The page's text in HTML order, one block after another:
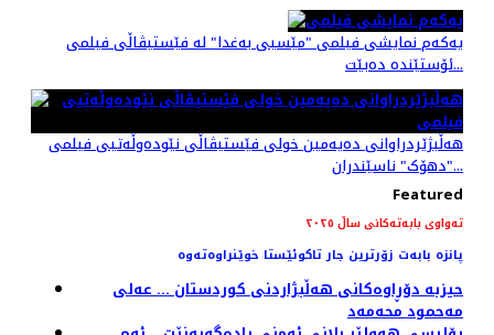
یەکەم نمایشی فیلمی "مێسیی بەغدا" لە فێستیڤاڵی فیلمی
ئۆستێندە دەبێت...
هه‌ڵبژێردراوانی دەیەمین خولی فێستیڤاڵی نێودەوڵەتیی فیلمی
"دهۆک" ناسێندران...
Featured
تەواوی بابەتەکانی ساڵ ٢٠٢٥
پانزە بابەت زۆرترین جار تاکوئێستا خوێنراوەتەوە
حیزبە دۆڕاوەكانی هەڵبژاردنی كوردستان ... عەلی
مەحمود محەمەد